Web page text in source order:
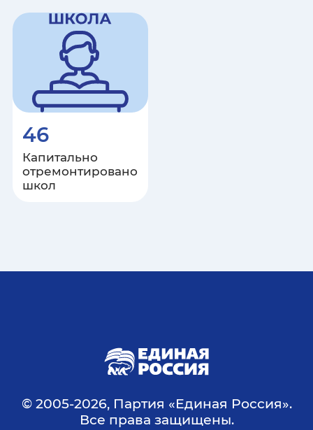
46
Капитально
отремонтировано
школ
© 2005-2026, Партия «Единая Россия».
Все права защищены.